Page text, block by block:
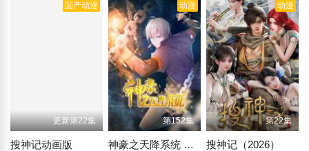
国产动漫
更新第22集
搜神记动画版
动漫
第152集
神豪之天降系统 动态漫画 第一季
动漫
第22集
搜神记（2026）